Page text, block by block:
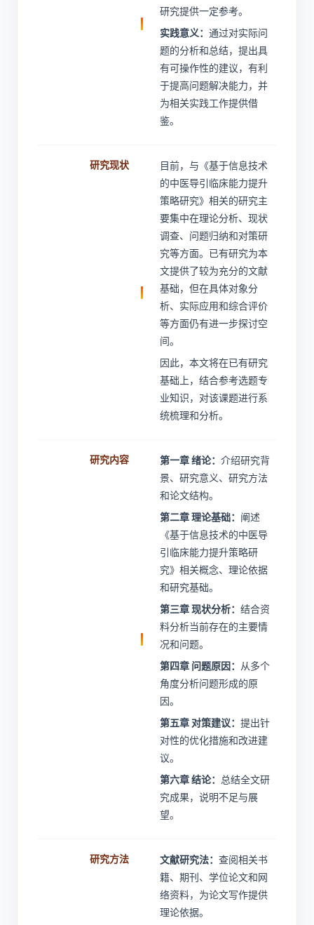
研究提供一定参考。
实践意义： 通过对实际问
题的分析和总结，提出具
有可操作性的建议，有利
于提高问题解决能力，并
为相关实践工作提供借
鉴。
研究现状
目前，与《基于信息技术
的中医导引临床能力提升
策略研究》相关的研究主
要集中在理论分析、现状
调查、问题归纳和对策研
究等方面。已有研究为本
文提供了较为充分的文献
基础，但在具体对象分
析、实际应用和综合评价
等方面仍有进一步探讨空
间。
因此，本文将在已有研究
基础上，结合参考选题专
业知识，对该课题进行系
统梳理和分析。
研究内容 第一章 绪论： 介绍研究背
景、研究意义、研究方法
和论文结构。
第二章 理论基础： 阐述
《基于信息技术的中医导
引临床能力提升策略研
究》相关概念、理论依据
和研究基础。
第三章 现状分析： 结合资
料分析当前存在的主要情
况和问题。
第四章 问题原因：
从多个
角度分析问题形成的原
因。
第五章 对策建议： 提出针
对性的优化措施和改进建
议。
第六章 结论： 总结全文研
究成果，说明不足与展
望。
研究方法 文献研究法： 查阅相关书
籍、期刊、学位论文和网
络资料，为论文写作提供
理论依据。